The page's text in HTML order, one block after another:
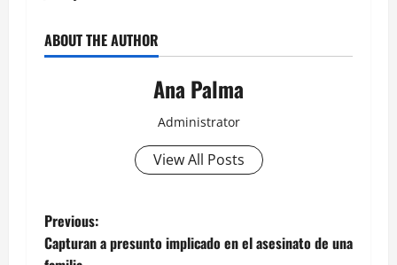
ABOUT THE AUTHOR
Ana Palma
Administrator
View All Posts
Post
Previous:
Capturan a presunto implicado en el asesinato de una